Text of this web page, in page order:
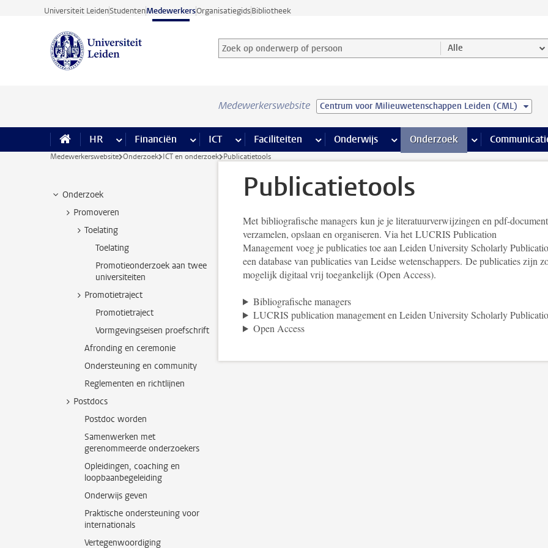
Ga direct naar de inhoud
Universiteit LeidenStudentenMedewerkersOrganisatiegidsBibliotheek
Zoek op onderwerp of persoon en selecteer categorie
Zoekterm Alle
Medewerkerswebsite Centrum voor Milieuwetenschappen Leiden (CML)
HR meer HR pagina’s
Financiën meer Financiën pagina’s
ICT meer ICT pagina’s
Faciliteiten meer Faciliteiten pagina’s
Onderwijs meer Onderwijs pagina’s
Onderzoek meer Onderzoek
Medewerkerswebsite Onderzoek ICT en onderzoek Publicatietools
Onderzoek
Promoveren
Toelating
Toelating
Promotieonderzoek aan twee
universiteiten
Promotietraject
Promotietraject
Vormgevingseisen proefschrift
Afronding en ceremonie
Ondersteuning en community
Reglementen en richtlijnen
Postdocs
Postdoc worden
Samenwerken met
gerenommeerde onderzoekers
Opleidingen, coaching en
loopbaanbegeleiding
Onderwijs geven
Praktische ondersteuning voor
internationals
Vertegenwoordiging
Publicatietools
Met bibliografische managers kun je je literatuurverwijzingen en pdf-
verzamelen, opslaan en organiseren. Via het LUCRIS Publication
Management voeg je publicaties toe aan Leiden University Scholarly
een database van publicaties van Leidse wetenschappers. De publicaties zijn
mogelijk digitaal vrij toegankelijk (Open Access).
Bibliografische managers
LUCRIS publication management en Leiden University Scholarly
Open Access